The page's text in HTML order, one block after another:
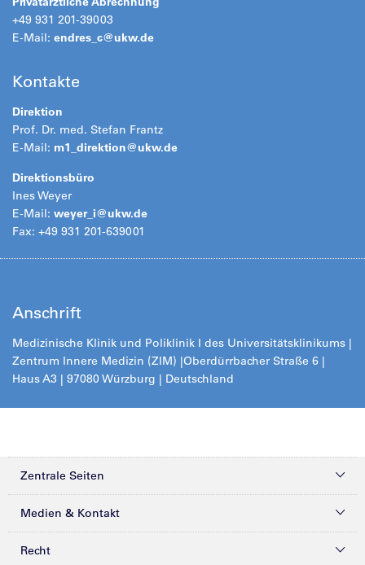
+49 931 201-39003
E-Mail: endres_c@ukw.de
Kontakte
Direktion
Prof. Dr. med. Stefan Frantz
E-Mail: m1_direktion@ukw.de
Direktionsbüro
Ines Weyer
E-Mail: weyer_i@ukw.de
Fax: +49 931 201-639001
Anschrift
Medizinische Klinik und Poliklinik I des Universitätsklinikums |
Zentrum Innere Medizin (ZIM) |Oberdürrbacher Straße 6 |
Haus A3 | 97080 Würzburg | Deutschland
Zentrale Seiten
Kliniken & Zentren
Medien & Kontakt
Presse
Recht